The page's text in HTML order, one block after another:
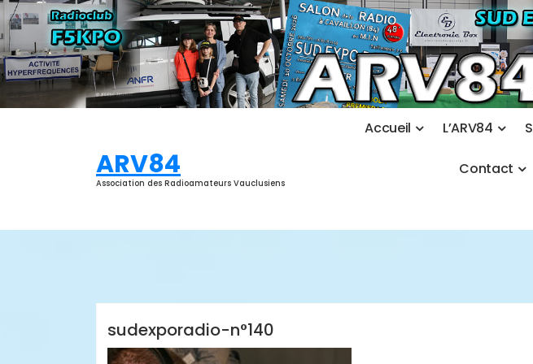
Aller
au
contenu
ARV84
Association des Radioamateurs Vauclusiens
Accueil L’ARV84 S
Contact
sudexporadio-n°140